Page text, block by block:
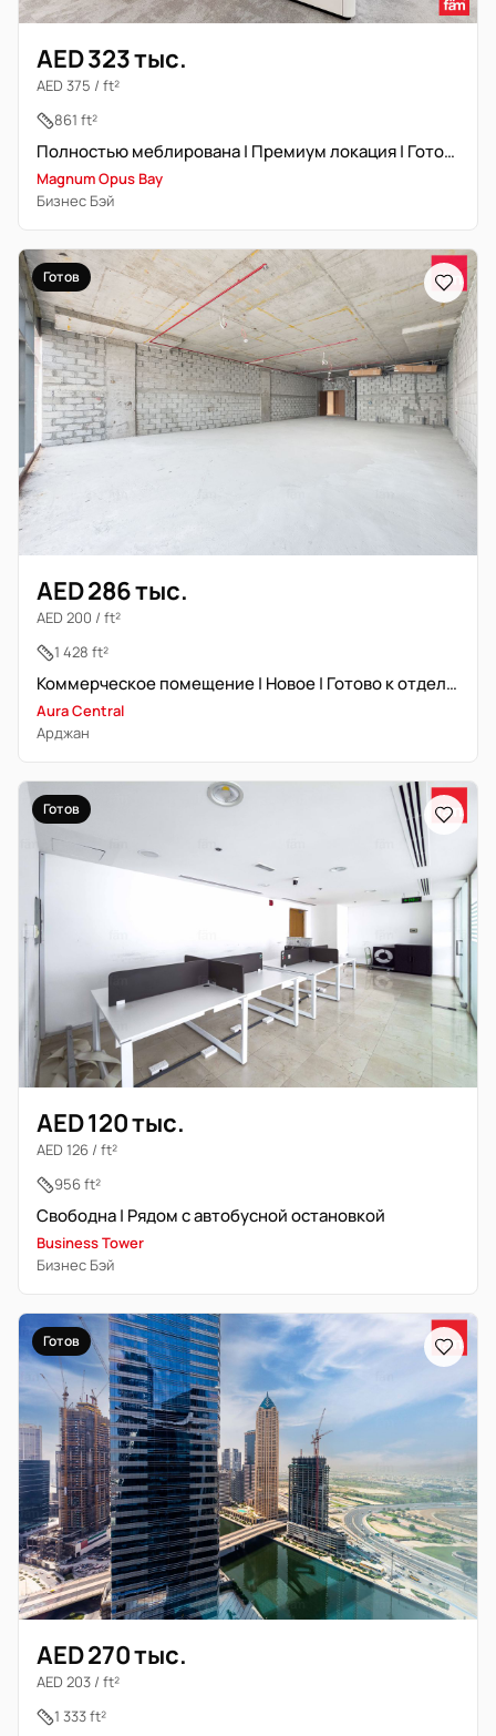
AED 323 тыс.
AED 375 / ft²
861 ft²
Полностью меблирована | Премиум локация | Готова к въезду
Magnum Opus Bay
Бизнес Бэй
Готов
AED 286 тыс.
AED 200 / ft²
1 428 ft²
Коммерческое помещение | Новое | Готово к отделке
Aura Central
Арджан
Готов
AED 120 тыс.
AED 126 / ft²
956 ft²
Свободна | Рядом с автобусной остановкой
Business Tower
Бизнес Бэй
Готов
AED 270 тыс.
AED 203 / ft²
1 333 ft²